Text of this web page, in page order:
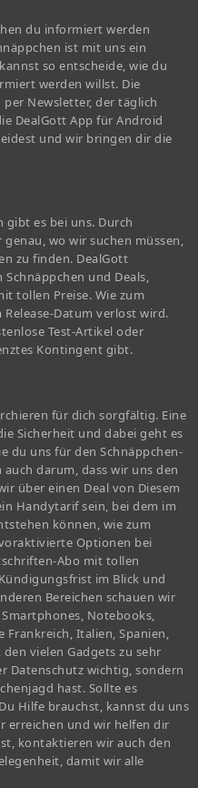
du informiert werden
ist mit uns ein
so entscheide, wie du
werden willst. Die
Newsletter, der täglich
DealGott App für Android
und wir bringen dir die
gibt es bei uns. Durch
wo wir suchen müssen,
zu finden. DealGott
und Deals,
tollen Preise. Wie zum
Datum verlost wird.
Test-Artikel oder
Kontingent gibt.
für dich sorgfältig. Eine
Sicherheit und dabei geht es
du uns für den Schnäppchen-
darum, dass wir uns den
über einen Deal von Diesem
Handytarif sein, bei dem im
können, wie zum
Optionen bei
Abo mit tollen
im Blick und
Bereichen schauen wir
Notebooks,
Frankreich, Italien, Spanien,
vielen Gadgets zu sehr
Datenschutz wichtig, sondern
hast. Sollte es
Hilfe brauchst, kannst du uns
erreichen und wir helfen dir
kontaktieren wir auch den
damit wir alle